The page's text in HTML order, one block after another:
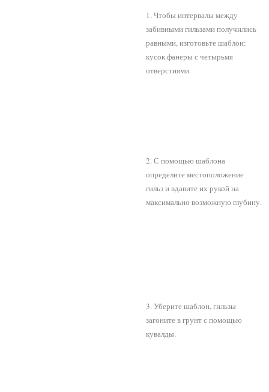
1. Чтобы интервалы между
забивными гильзами получились
равными, изготовьте шаблон:
кусок фанеры с четырьмя
отверстиями.
2. С помощью шаблона
определите местоположение
гильз и вдавите их рукой на
максимально возможную глубину.
3. Уберите шаблон, гильзы
загоните в грунт с помощью
кувалды.